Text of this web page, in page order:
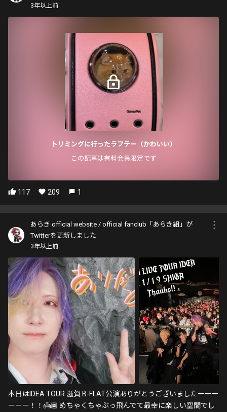
3年以上前
トリミングに行ったラフテー（かわいい）
この記事は有料会員限定です
117 209 1
あらき official website / official fanclub「あらき組」が
Twitterを更新しました
3年以上前
本日はIDEA TOUR 滋賀 B-FLAT公演ありがとうございましたーーー
ーーー！！👼🏾 めちゃくちゃぶっ飛んでて最幸に楽しい空間でし